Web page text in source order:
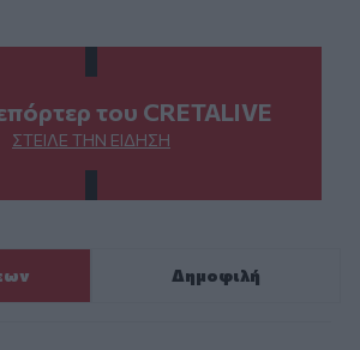
του CRETALIVE
ΣΤΕΊΛΕ ΤΗΝ ΕΊΔΗΣΗ
Δημοφιλή